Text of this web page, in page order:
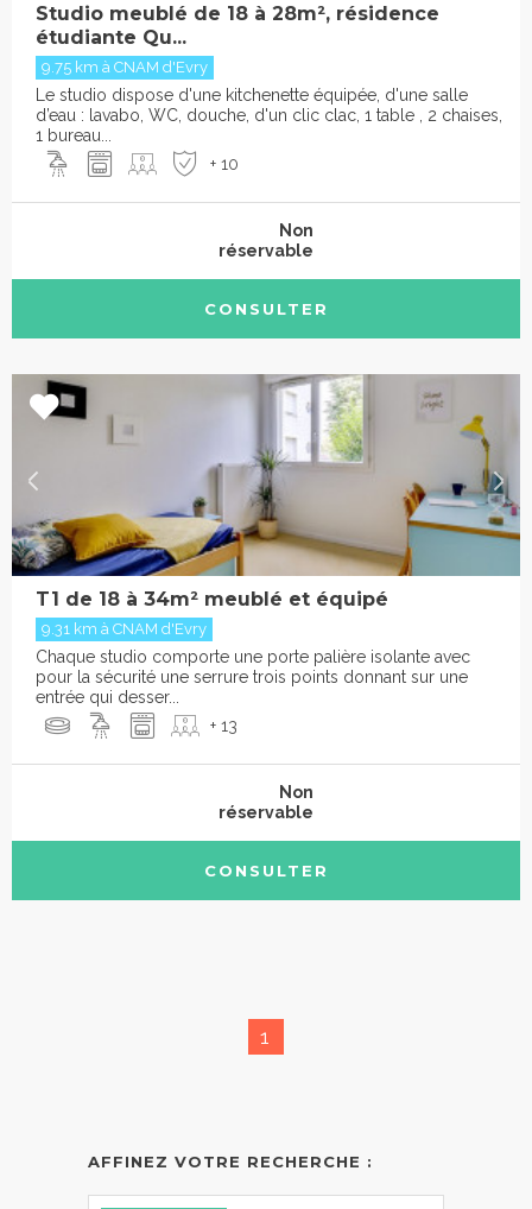
Studio meublé de 18 à 28m², résidence
étudiante Qu...
9.75 km à CNAM d'Evry
Le studio dispose d'une kitchenette équipée, d'une salle
d’eau : lavabo, WC, douche, d'un clic clac, 1 table , 2 chaises,
1 bureau...
+ 10
Non
réservable
CONSULTER
T1 de 18 à 34m² meublé et équipé
9.31 km à CNAM d'Evry
Chaque studio comporte une porte palière isolante avec
pour la sécurité une serrure trois points donnant sur une
entrée qui desser...
+ 13
Non
réservable
CONSULTER
1
AFFINEZ VOTRE RECHERCHE :